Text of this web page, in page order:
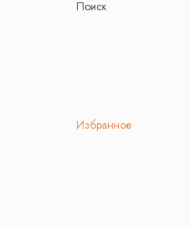
Поиск
Избранное